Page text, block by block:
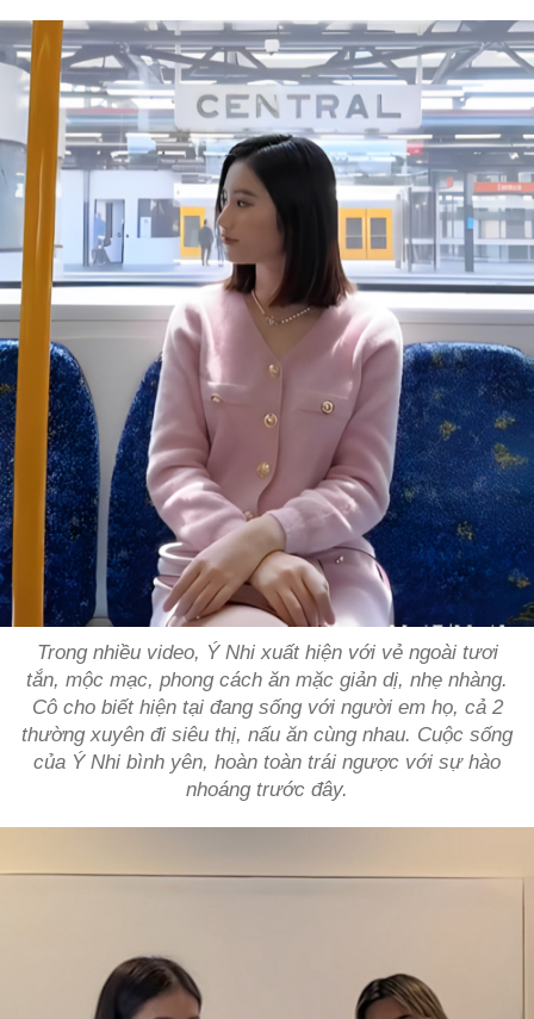
Trong nhiều video, Ý Nhi xuất hiện với vẻ ngoài tươi
tắn, mộc mạc, phong cách ăn mặc giản dị, nhẹ nhàng.
Cô cho biết hiện tại đang sống với người em họ, cả 2
thường xuyên đi siêu thị, nấu ăn cùng nhau. Cuộc sống
của Ý Nhi bình yên, hoàn toàn trái ngược với sự hào
nhoáng trước đây.